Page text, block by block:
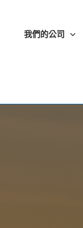
我們的公司